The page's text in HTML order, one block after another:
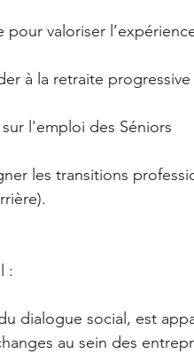
valoriser
à la retraite progressive
l'emploi des Séniors
les transitions
:
dialogue social, est
au sein des